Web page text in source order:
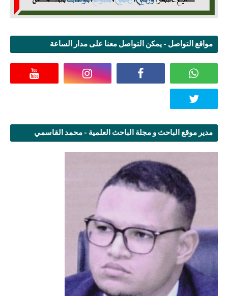
مواقع التواصل - يمكن التواصل معنا على مدار الساعة
مدير موقع الباحث و مجلة الباحث العلمية - محمد القاسمي